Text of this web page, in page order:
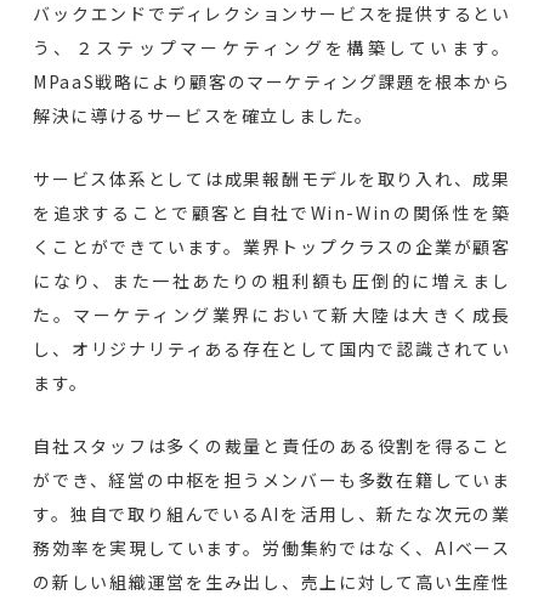
バックエンドでディレクションサービスを提供するとい
う、２ステップマーケティングを構築しています。
MPaaS戦略により顧客のマーケティング課題を根本から
解決に導けるサービスを確立しました。
サービス体系としては成果報酬モデルを取り入れ、成果
を追求することで顧客と自社でWin-Winの関係性を築
くことができています。業界トップクラスの企業が顧客
になり、また一社あたりの粗利額も圧倒的に増えまし
た。マーケティング業界において新大陸は大きく成長
し、オリジナリティある存在として国内で認識されてい
ます。
自社スタッフは多くの裁量と責任のある役割を得ること
ができ、経営の中枢を担うメンバーも多数在籍していま
す。独自で取り組んでいるAIを活用し、新たな次元の業
務効率を実現しています。労働集約ではなく、AIベース
の新しい組織運営を生み出し、売上に対して高い生産性